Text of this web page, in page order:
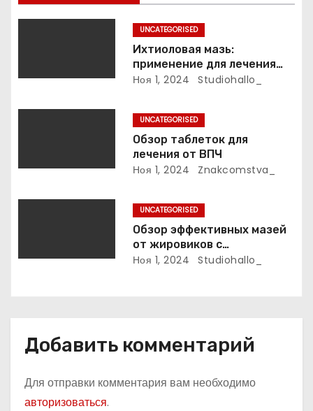
п
з
а
и
UNCATEGORISED
Ихтиоловая мазь:
применение для лечения
фурункулов
Ноя 1, 2024 Studiohallo_
UNCATEGORISED
Обзор таблеток для
лечения от ВПЧ
Ноя 1, 2024 Znakcomstva_
UNCATEGORISED
Обзор эффективных мазей
от жировиков с
рассасывающим эффектом
Ноя 1, 2024 Studiohallo_
Добавить комментарий
Для отправки комментария вам необходимо
авторизоваться.